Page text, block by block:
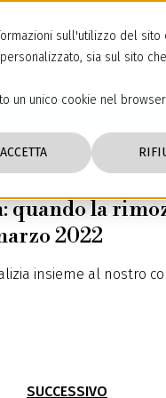
sull'utilizzo del sito
sia sul sito
un unico cookie nel
ACCETTA
quando la
2022
insieme al nostro
SUCCESSIVO